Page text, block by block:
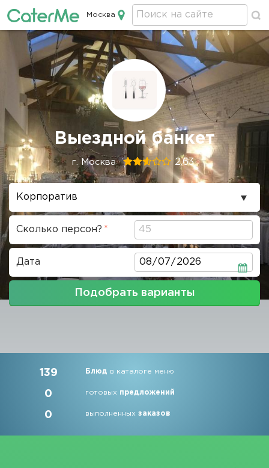
Кейтеринг в Москве
Москва
Строка
навигации
Выездной банкет
г. Москва 2.63
Повод
проведения
Сколько персон?
Дата Дата
Подобрать варианты
139 Блюд в каталоге меню
0 готовых предложений
0 выполненныхзаказов